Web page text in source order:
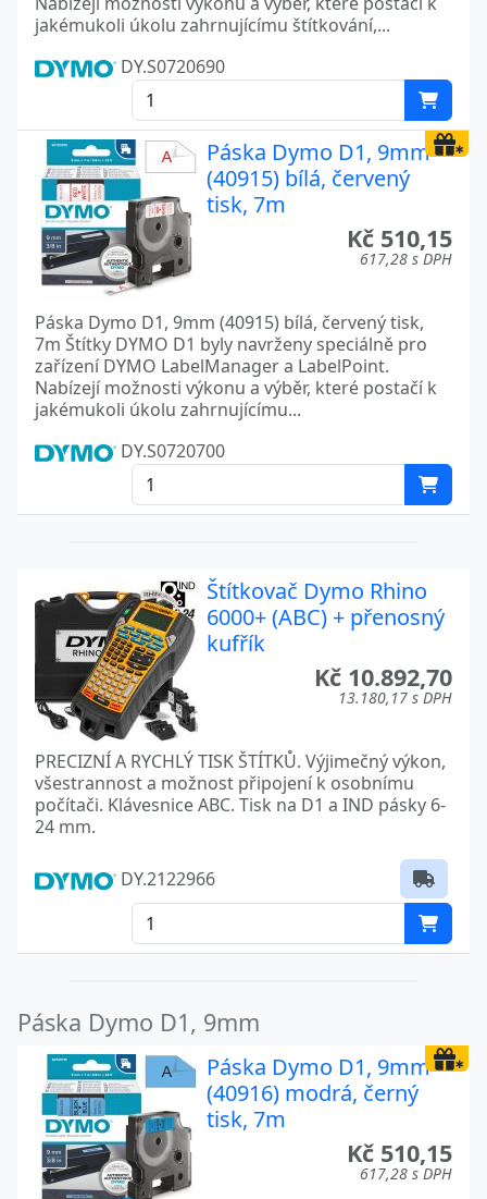
jakémukoli úkolu zahrnujícímu štítkování,...
DY.S0720690
Páska Dymo D1, 9mm
(40915) bílá, červený
tisk, 7m
Kč 510,15
617,28 s DPH
Páska Dymo D1, 9mm (40915) bílá, červený tisk,
7m Štítky DYMO D1 byly navrženy speciálně pro
zařízení DYMO LabelManager a LabelPoint.
Nabízejí možnosti výkonu a výběr, které postačí k
jakémukoli úkolu zahrnujícímu...
DY.S0720700
Štítkovač Dymo Rhino
6000+ (ABC) + přenosný
kufřík
Kč 10.892,70
13.180,17 s DPH
PRECIZNÍ A RYCHLÝ TISK ŠTÍTKŮ. Výjimečný výkon,
všestrannost a možnost připojení k osobnímu
počítači. Klávesnice ABC. Tisk na D1 a IND pásky 6-
24 mm.
DY.2122966
Páska Dymo D1, 9mm
Páska Dymo D1, 9mm
(40916) modrá, černý
tisk, 7m
Kč 510,15
617,28 s DPH